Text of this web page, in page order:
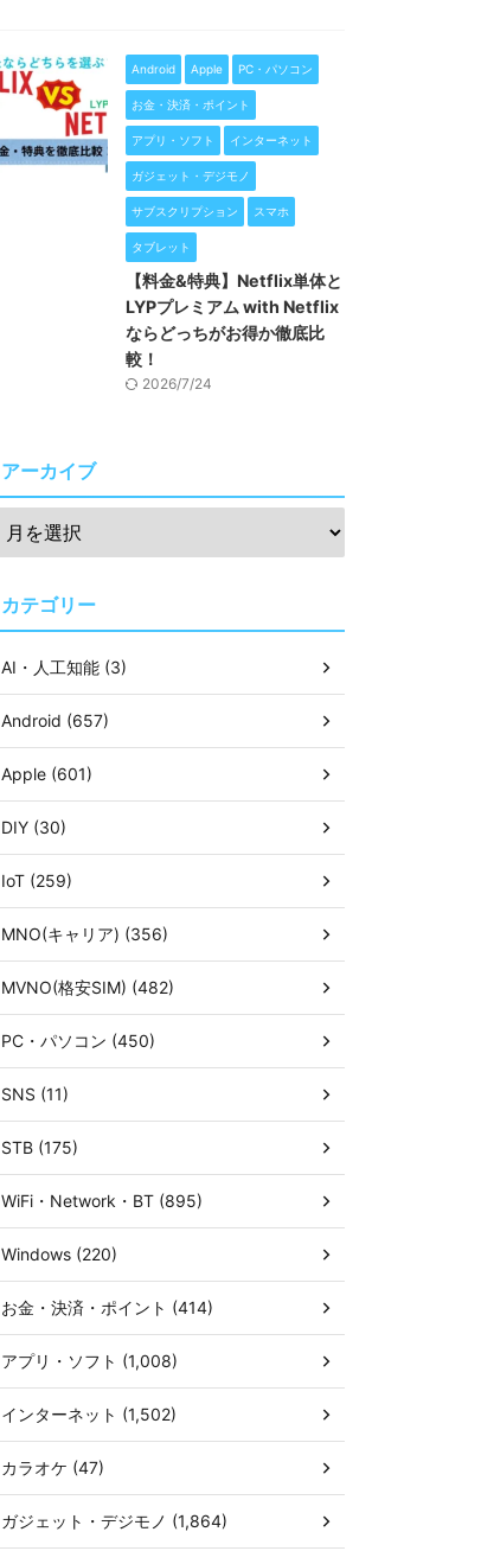
Android Apple PC・パソコン
お金・決済・ポイント
アプリ・ソフト インターネット
ガジェット・デジモノ
サブスクリプション スマホ
タブレット
【料金&特典】Netflix単体と
LYPプレミアム with Netflix
ならどっちがお得か徹底比
較！
2026/7/24
アーカイブ
カテゴリー
AI・人工知能 (3)
Android (657)
Apple (601)
DIY (30)
IoT (259)
MNO(キャリア) (356)
MVNO(格安SIM) (482)
PC・パソコン (450)
SNS (11)
STB (175)
WiFi・Network・BT (895)
Windows (220)
お金・決済・ポイント (414)
アプリ・ソフト (1,008)
インターネット (1,502)
カラオケ (47)
ガジェット・デジモノ (1,864)